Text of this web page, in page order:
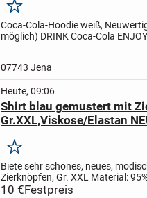
Merken
Coca-Cola-Hoodie weiß,
möglich) DRINKCoca-Cola
07743 Jena
Heute, 09:06
Shirt blau gemustert mit
Gr.XXL,Viskose/Elastan
Merken
Biete sehr schönes, neues,
Zierknöpfen, Gr. XXL Material:
Privatverkauf- kein Umtausch,
10 €Festpreis